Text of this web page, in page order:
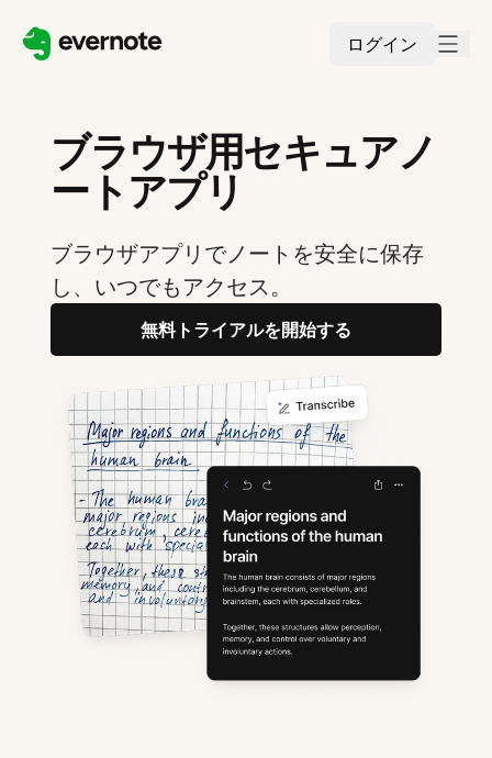
ログイン
ブラウザ用セキュアノ
ートアプリ
ブラウザアプリでノートを安全に保存
し、いつでもアクセス。
無料トライアルを開始する